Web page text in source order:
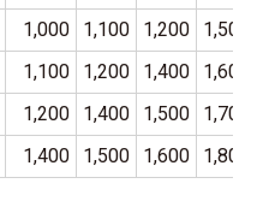
1,000 1,100 1,200
1,500
1,100 1,200 1,400
1,600
1,200 1,400 1,500
1,700
1,400 1,500 1,600
1,800